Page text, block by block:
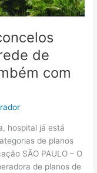
de
com
hospital já está
de planos
SÃO PAULO – O
de planos de